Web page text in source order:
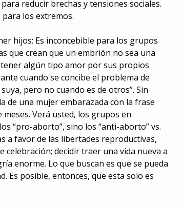
reducir brechas y tensiones sociales.
los extremos.
hijos: Es inconcebible para los grupos
que crean que un embrión no sea una
algún tipo amor por sus propios
cuando se concibe el problema de
pero no cuando es de otros”. Sin
de una mujer embarazada con la frase
Verá usted, los grupos en
“pro-aborto”, sino los “anti-aborto” vs.
a favor de las libertades reproductivas,
celebración; decidir traer una vida nueva a
enorme. Lo que buscan es que se pueda
Es posible, entonces, que esta solo es